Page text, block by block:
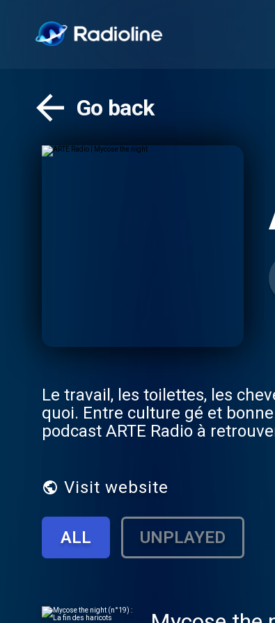
Go back
Le travail, les toilettes, les
quoi. Entre culture gé et
podcast ARTE Radio à
Visit website
ALL UNPLAYED